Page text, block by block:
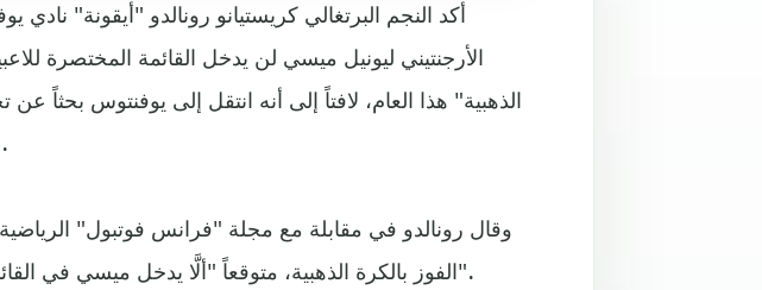
أكد النجم البرتغالي كريستيانو رونالدو "أيقونة" نادي
الأرجنتيني ليونيل ميسي لن يدخل القائمة المختصرة
الذهبية" هذا العام، لافتاً إلى أنه انتقل إلى يوفنتوس بحثاً
في قصة
وقال رونالدو في مقابلة مع مجلة "فرانس فوتبول"
الفوز بالكرة الذهبية، متوقعاً "ألَّا يدخل ميسي في القائمة المختصرة للمرشحين للفوز بها".